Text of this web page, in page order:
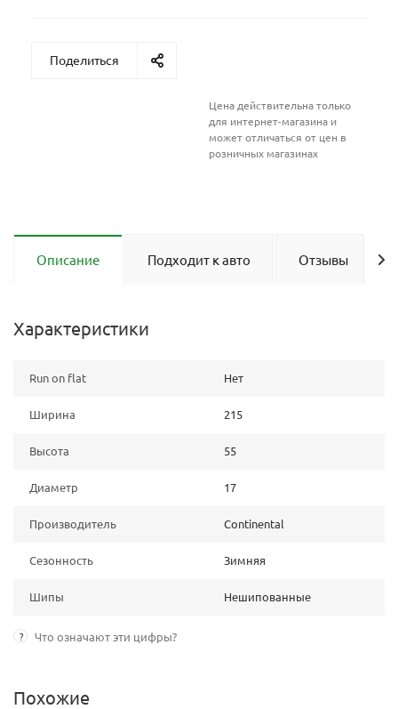
Поделиться
Цена действительна только
для интернет-магазина и
может отличаться от цен в
розничных магазинах
Описание Подходит к авто Отзывы
Характеристики
Run on flat Нет
Ширина 215
Высота 55
Диаметр 17
Производитель Continental
Сезонность Зимняя
Шипы Нешипованные
? Что означают эти цифры?
Похожие